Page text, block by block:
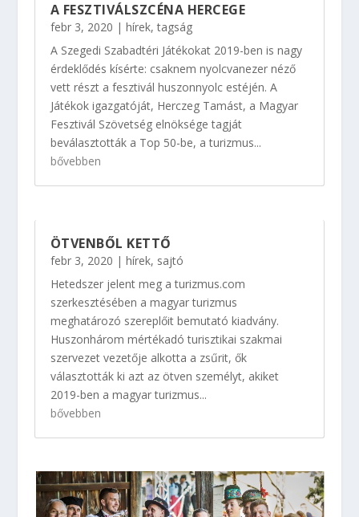
A FESZTIVÁLSZCÉNA HERCEGE
febr 3, 2020 | hírek,tagság
A Szegedi Szabadtéri Játékokat 2019-ben is nagy
érdeklődés kísérte: csaknem nyolcvanezer néző
vett részt a fesztivál huszonnyolc estéjén. A
Játékok igazgatóját, Herczeg Tamást, a Magyar
Fesztivál Szövetség elnöksége tagját
beválasztották a Top 50-be, a turizmus...
bővebben
ÖTVENBŐL KETTŐ
febr 3, 2020 | hírek, sajtó
Hetedszer jelent meg a turizmus.com
szerkesztésében a magyar turizmus
meghatározó szereplőit bemutató kiadvány.
Huszonhárom mértékadó turisztikai szakmai
szervezet vezetője alkotta a zsűrit, ők
választották ki azt az ötven személyt, akiket
2019-ben a magyar turizmus...
bővebben